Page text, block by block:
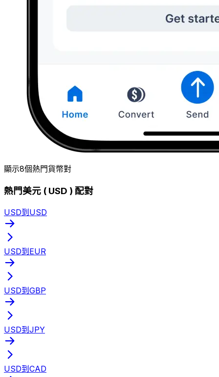
顯示8個熱門貨幣對
熱門美元 ( USD ) 配對
USD到USD
USD到EUR
USD到GBP
USD到JPY
USD到CAD